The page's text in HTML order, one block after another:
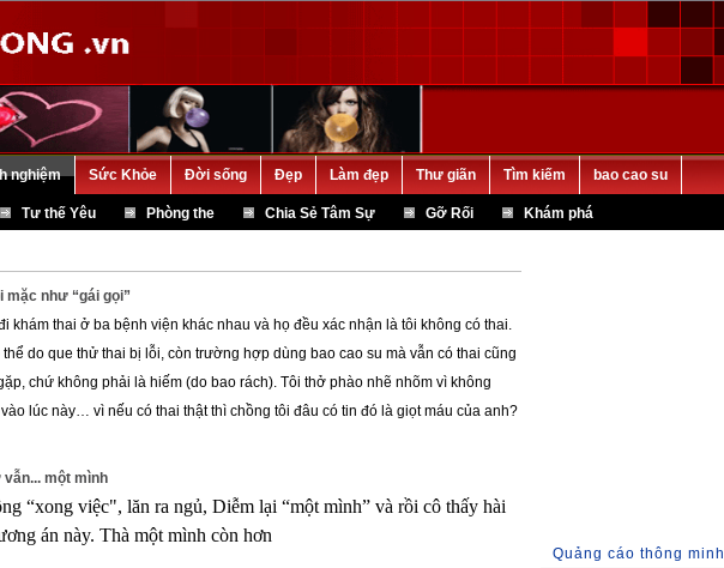
nghiệm Sức Khỏe Đời sống Đẹp Làm đẹp Thư giãn Tìm kiếm bao cao su
Tư thế Yêu Phòng the Chia Sẻ Tâm Sự Gỡ Rối Khám phá
mặc như “gái gọi”
khám thai ở ba bệnh viện khác nhau và họ đều xác nhận là tôi không có thai.
thể do que thử thai bị lỗi, còn trường hợp dùng bao cao su mà vẫn có thai cũng
chứ không phải là hiếm (do bao rách). Tôi thở phào nhẽ nhõm vì không
lúc này… vì nếu có thai thật thì chồng tôi đâu có tin đó là giọt máu của anh?
một mình
“xong việc", lăn ra ngủ, Diễm lại “một mình” và rồi cô thấy hài
án này. Thà một mình còn hơn
Quảng cáo thông minh